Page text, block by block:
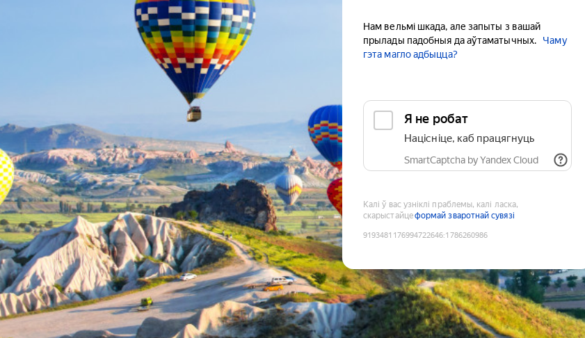
Нам вельмі шкада, але запыты з вашай
прылады падобныя да аўтаматычных.
Чаму
гэта магло адбыцца?
Я не робат
Націсніце, каб працягнуць
SmartCaptcha by Yandex Cloud
Калі ў вас узніклі праблемы, калі ласка,
скарыстайцеформай зваротнай сувязі
9193481176994722646:1786260986